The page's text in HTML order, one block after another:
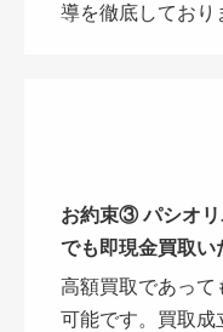
導を徹底しており
お約束③ パシオリ
でも即現金買取い
高額買取であって
可能です。買取成